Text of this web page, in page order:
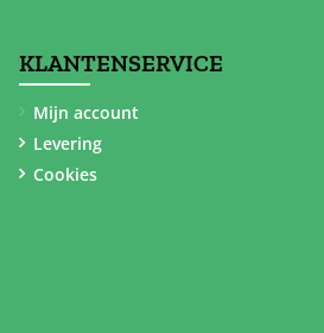
KLANTENSERVICE
Mijn account
Levering
Cookies